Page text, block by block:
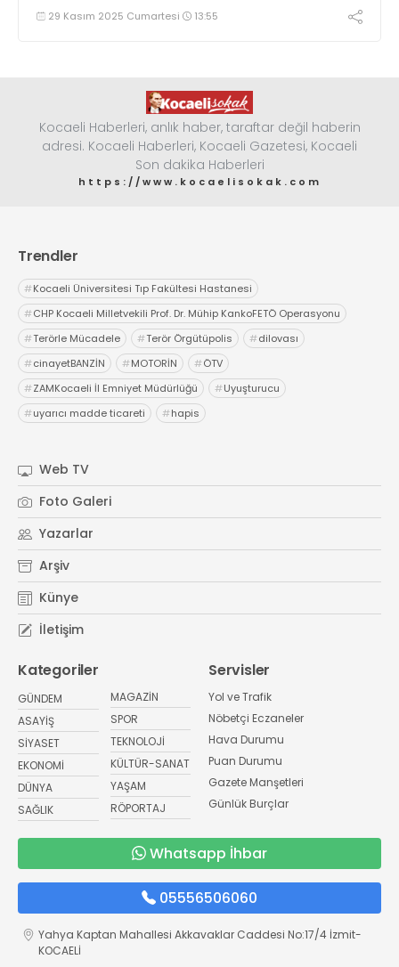
29 Kasım 2025 Cumartesi 13:55
Kocaeli Haberleri, anlık haber, taraftar değil haberin
adresi. Kocaeli Haberleri, Kocaeli Gazetesi, Kocaeli
Son dakika Haberleri
https://www.kocaelisokak.com
Trendler
#Kocaeli Üniversitesi Tıp Fakültesi Hastanesi
#CHP Kocaeli Milletvekili Prof. Dr. Mühip KankoFETÖ Operasyonu
#Terörle Mücadele #Terör Örgütüpolis #dilovası
#cinayetBANZİN #MOTORİN #ÖTV
#ZAMKocaeli İl Emniyet Müdürlüğü #Uyuşturucu
#uyarıcı madde ticareti #hapis
Web TV
Foto Galeri
Yazarlar
Arşiv
Künye
İletişim
Kategoriler
GÜNDEM
ASAYİŞ
SİYASET
EKONOMİ
DÜNYA
SAĞLIK
MAGAZİN
SPOR
TEKNOLOJİ
KÜLTÜR-SANAT
YAŞAM
RÖPORTAJ
Servisler
Yol ve Trafik
Nöbetçi Eczaneler
Hava Durumu
Puan Durumu
Gazete Manşetleri
Günlük Burçlar
Whatsapp İhbar
05556506060
Yahya Kaptan Mahallesi Akkavaklar Caddesi No:17/4 İzmit-
KOCAELİ